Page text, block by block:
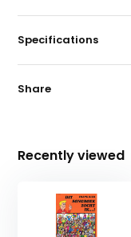
Specifications
Share
Recently viewed